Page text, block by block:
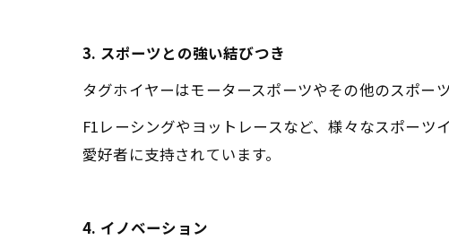
3. スポーツとの強い結びつき
タグホイヤーはモータースポーツやその他のスポー
F1レーシングやヨットレースなど、様々なスポー
愛好者に支持されています。
4. イノベーション